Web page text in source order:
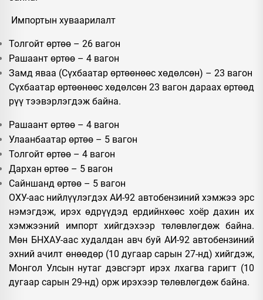
Импортын хуваарилалт
Толгойт өртөө – 26 вагон
Рашаант өртөө – 4 вагон
Замд яваа (Сүхбаатар өртөөнөөс хөдөлсөн) – 23 вагон
Сүхбаатар өртөөнөөс хөдөлсөн 23 вагон дараах өртөөд
рүү тээвэрлэгдэж байна.
Рашаант өртөө – 4 вагон
Улаанбаатар өртөө – 5 вагон
Толгойт өртөө – 4 вагон
Дархан өртөө – 5 вагон
Сайншанд өртөө – 5 вагон
ОХУ-аас нийлүүлэгдэх АИ-92 автобензиний хэмжээ эрс
нэмэгдэж, ирэх өдрүүдэд ердийнхөөс хоёр дахин их
хэмжээний импорт хийгдэхээр төлөвлөгдөж байна.
Мөн БНХАУ-аас худалдан авч буй АИ-92 автобензиний
эхний ачилт өнөөдөр (10 дугаар сарын 27-нд) хийгдэж,
Монгол Улсын нутаг дэвсгэрт ирэх лхагва гаригт (10
дугаар сарын 29-нд) орж ирэхээр төлөвлөгдөж байна.